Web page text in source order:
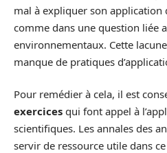
mal à expliquer son application
comme dans une question liée
environnementaux. Cette
manque de pratiques
Pour remédier à cela, il est
exercices qui font appel à
scientifiques. Les annales des
servir de ressource utile dans